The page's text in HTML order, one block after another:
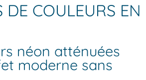
DE COULEURS EN
néon atténuées
moderne sans